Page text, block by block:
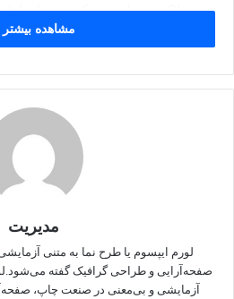
نصیر، پلاک دو، طبقه همکف، سرای اهل
مشاهده بیشتر
مدیریت
لورم ایپسوم یا طرح‌ نما به متنی
صفحه‌آرایی و طراحی گرافیک گفته
آزمایشی و بی‌معنی در صنعت چاپ،